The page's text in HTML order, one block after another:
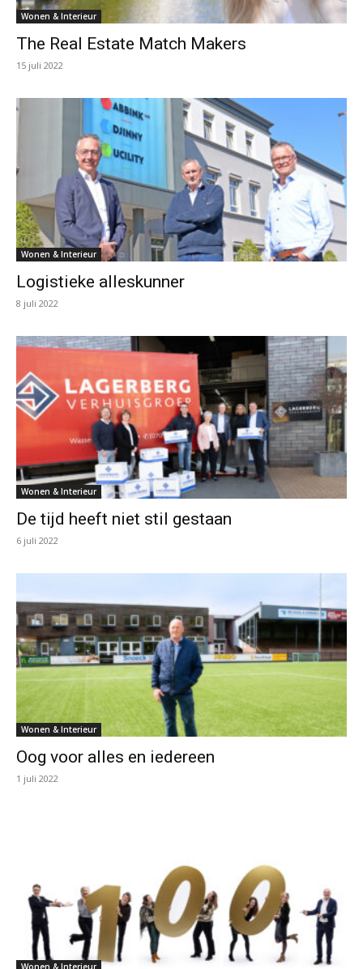
Wonen & Interieur
The Real Estate Match Makers
15 juli 2022
Wonen & Interieur
Logistieke alleskunner
8 juli 2022
Wonen & Interieur
De tijd heeft niet stil gestaan
6 juli 2022
Wonen & Interieur
Oog voor alles en iedereen
1 juli 2022
Wonen & Interieur